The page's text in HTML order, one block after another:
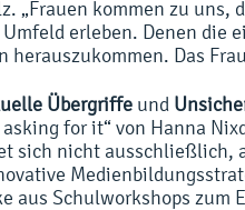
„Frauen kommen zu
erleben. Denen die
herauszukommen. Das
Übergriffe und
for it“ von Hanna
sich nicht ausschließlich,
Schulworkshops zum